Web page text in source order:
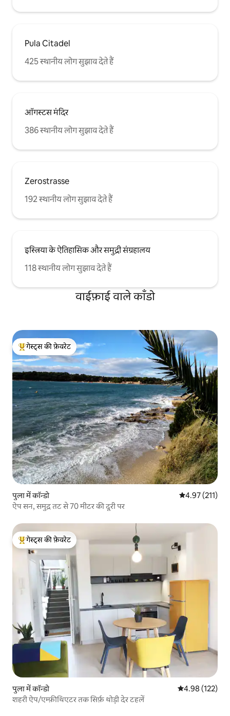
Pula Citadel
425 स्थानीय लोग सुझाव देते हैं
ऑगस्टस मंदिर
386 स्थानीय लोग सुझाव देते हैं
Zerostrasse
192 स्थानीय लोग सुझाव देते हैं
इस्त्रिया के ऐतिहासिक और समुद्री संग्रहालय
118 स्थानीय लोग सुझाव देते हैं
वाईफ़ाई वाले काँडो
गेस्ट्स का टॉप फ़ेवरेट
गेस्ट्स की फ़ेवरेट
पुला में कॉन्डो औसत रेटिंग 5 में से
4.97 (211)
ऐप सन, समुद्र तट से 70 मीटर की दूरी पर
गेस्ट्स का टॉप फ़ेवरेट
गेस्ट्स की फ़ेवरेट
पुला में कॉन्डो औसत रेटिंग 5 में से
4.98 (122)
शहरी ऐप/एम्फ़ीथिएटर तक सिर्फ़ थोड़ी देर टहलें